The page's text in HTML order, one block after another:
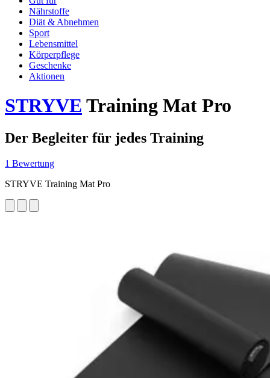
Nährstoffe
Diät & Abnehmen
Sport
Lebensmittel
Körperpflege
Geschenke
Aktionen
STRYVE Training Mat Pro
Der Begleiter für jedes Training
1 Bewertung
STRYVE Training Mat Pro